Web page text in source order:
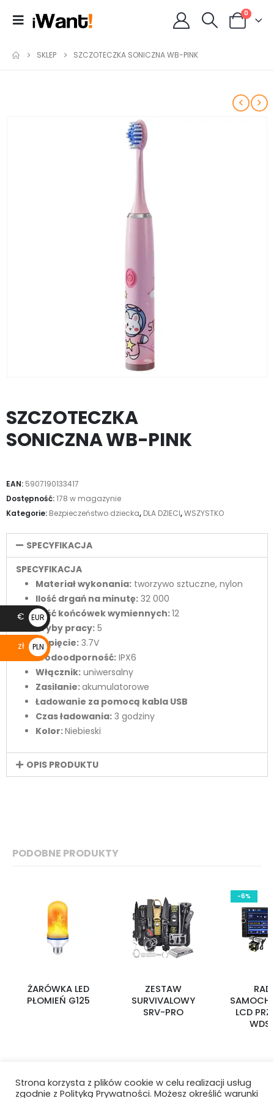
0
SKLEP SZCZOTECZKA SONICZNA WB-PINK
SZCZOTECZKA
SONICZNA WB-PINK
EAN: 5907190133417
Dostępność:178 w magazynie
Kategorie: Bezpieczeństwo dziecka, DLA DZIECI,WSZYSTKO
SPECYFIKACJA
SPECYFIKACJA
Materiał wykonania: tworzywo sztuczne, nylon
Ilość drgań na minutę: 32 000
Ilość końcówek wymiennych:12
Tryby pracy: 5
Napięcie: 3.7V
Wodoodporność: IPX6
Włącznik: uniwersalny
Zasilanie:akumulatorowe
Ładowanie za pomocą kabla USB
Czas ładowania: 3 godziny
Kolor:Niebieski
OPIS PRODUKTU
PODOBNE PRODUKTY
ŻARÓWKA LED
PŁOMIEŃ G125
ZESTAW
SURVIVALOWY
SRV-PRO
-6%
LCD
Strona korzysta z plików cookie w celu realizacji usług
zgodnie z Polityką Prywatności. Możesz określić warunki
€
EUR
€
zł
PLN
zł